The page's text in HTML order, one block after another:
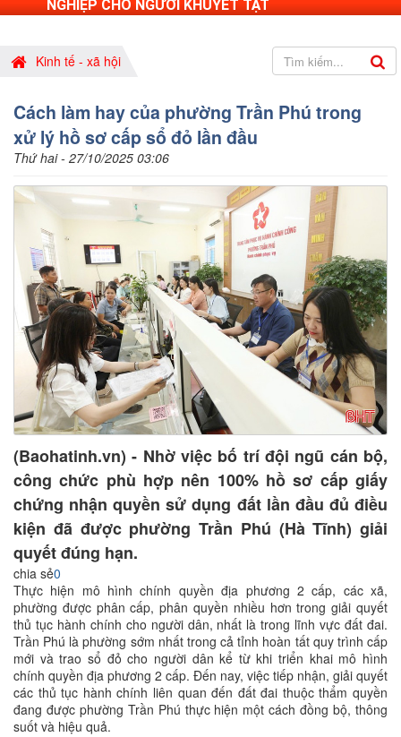
NGHIỆP CHO NGƯỜI KHUYẾT TẬT
Kinh tế - xã hội
Cách làm hay của phường Trần Phú trong
xử lý hồ sơ cấp sổ đỏ lần đầu
Thứ hai - 27/10/2025 03:06
(Baohatinh.vn) - Nhờ việc bố trí đội ngũ cán bộ,
công chức phù hợp nên 100% hồ sơ cấp giấy
chứng nhận quyền sử dụng đất lần đầu đủ điều
kiện đã được phường Trần Phú (Hà Tĩnh) giải
quyết đúng hạn.
chia sẻ0
Thực hiện mô hình chính quyền địa phương 2 cấp, các xã,
phường được phân cấp, phân quyền nhiều hơn trong giải quyết
thủ tục hành chính cho người dân, nhất là trong lĩnh vực đất đai.
Trần Phú là phường sớm nhất trong cả tỉnh hoàn tất quy trình cấp
mới và trao sổ đỏ cho người dân kể từ khi triển khai mô hình
chính quyền địa phương 2 cấp. Đến nay, việc tiếp nhận, giải quyết
các thủ tục hành chính liên quan đến đất đai thuộc thẩm quyền
đang được phường Trần Phú thực hiện một cách đồng bộ, thông
suốt và hiệu quả.